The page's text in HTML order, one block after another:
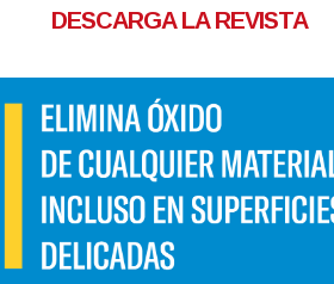
DESCARGA LA REVISTA